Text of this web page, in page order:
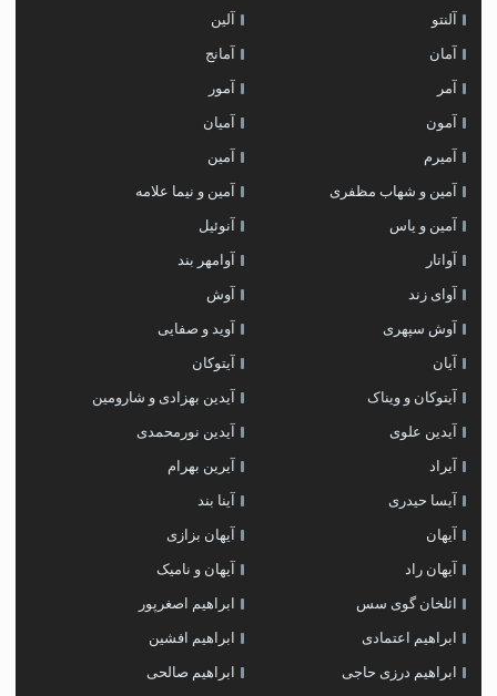
آلنتو آلین
آمان آمانج
آمر آمور
آمون آمیان
آمیرم آمین
آمین و شهاب مظفری آمین و نیما علامه
آمین و یاس آنوئیل
آواتار آوامهر بند
آوای زند آوش
آوش سپهری آوید و صفایی
آیان آیتوکان
آیتوکان و ویناک آیدین بهزادی و شارومین
آیدین علوی آیدین نورمحمدی
آیراد آیرین بهرام
آیسا حیدری آینا بند
آیهان آیهان بزازی
آیهان راد آیهان و نامیک
ائلخان گوی سس ابراهیم اصغرپور
ابراهیم اعتمادی ابراهیم افشین
ابراهیم درزی حاجی ابراهیم صالحی